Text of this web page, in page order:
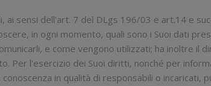
sensi dell'art. 7 del DLgs 196/03 e art.14 e
in ogni momento, quali sono i Suoi dati
e come vengono utilizzati; ha inoltre il
Per l'esercizio dei Suoi diritti, nonché per
in qualità di responsabili o